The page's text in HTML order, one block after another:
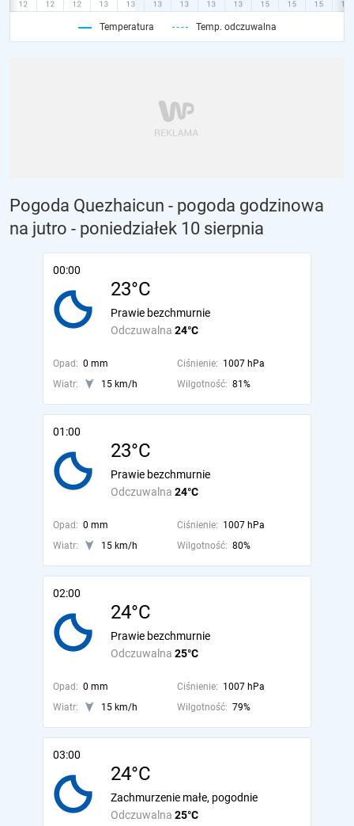
Temperatura Temp. odczuwalna
Pogoda Quezhaicun - pogoda godzinowa
na jutro - poniedziałek 10 sierpnia
00:00
23°C
Odczuwalna 24°C
Prawie bezchmurnie
Opad: 0 mm Ciśnienie: 1007 hPa
Wiatr:
15 km/h Wilgotność: 81%
01:00
23°C
Odczuwalna 24°C
Prawie bezchmurnie
Opad: 0 mm Ciśnienie: 1007 hPa
Wiatr:
15 km/h Wilgotność: 80%
02:00
24°C
Odczuwalna 25°C
Prawie bezchmurnie
Opad: 0 mm Ciśnienie: 1007 hPa
Wiatr:
15 km/h Wilgotność: 79%
03:00
24°C
Odczuwalna 25°C
Zachmurzenie małe, pogodnie